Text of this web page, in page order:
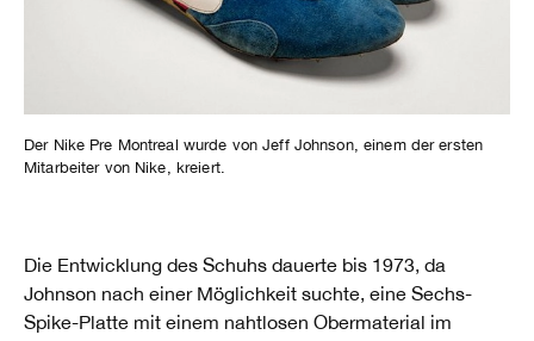
Der Nike Pre Montreal wurde von Jeff Johnson, einem der ersten
Mitarbeiter von Nike, kreiert.
Die Entwicklung des Schuhs dauerte bis 1973, da
Johnson nach einer Möglichkeit suchte, eine Sechs-
Spike-Platte mit einem nahtlosen Obermaterial im